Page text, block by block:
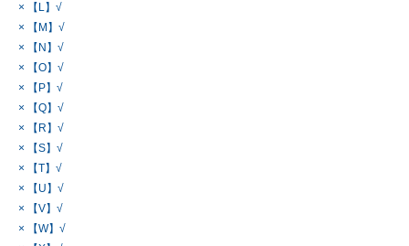
× 【L】√
× 【M】√
× 【N】√
× 【O】√
× 【P】√
× 【Q】√
× 【R】√
× 【S】√
× 【T】√
× 【U】√
× 【V】√
× 【W】√